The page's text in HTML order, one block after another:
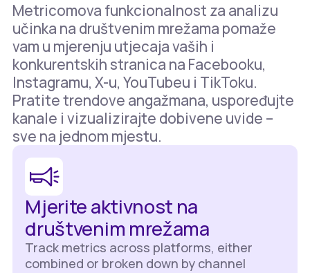
Metricomova funkcionalnost za analizu
učinka na društvenim mrežama pomaže
vam u mjerenju utjecaja vaših i
konkurentskih stranica na Facebooku,
Instagramu, X-u, YouTubeu i TikToku.
Pratite trendove angažmana, uspoređujte
kanale i vizualizirajte dobivene uvide –
sve na jednom mjestu.
Mjerite aktivnost na
društvenim mrežama
Track metrics across platforms, either
combined or broken down by channel